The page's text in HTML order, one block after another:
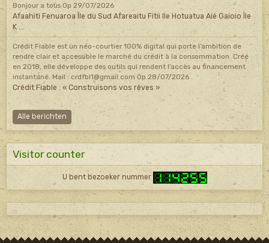
Bonjour a tous Op 29/07/2026
Afaahiti Fenuaroa Île du Sud Afareaitu Fitii Ile Hotuatua Aié Gaioio Île
K ...
Crédit Fiable est un néo-courtier 100% digital qui porte l’ambition de
rendre clair et accessible le marché du crédit à la consommation. Créé
en 2018, elle développe des outils qui rendent l’accès au financement
instantané. Mail : crdfbl1@gmail.com Op 28/07/2026
Crédit Fiable : « Construisons vos rêves »
Alle berichten
Visitor counter
U bent bezoeker nummer